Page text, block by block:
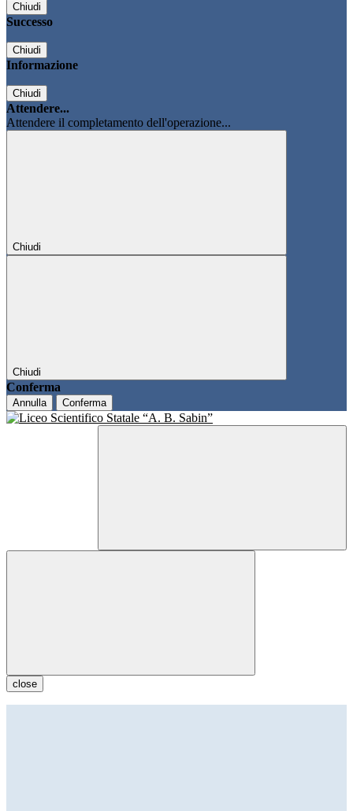
Chiudi
Successo
Chiudi
Informazione
Chiudi
Attendere...
Attendere il completamento dell'operazione...
Chiudi
Chiudi
Conferma
Annulla Conferma
close